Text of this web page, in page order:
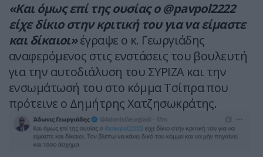
«Και όμως επί της ουσίας ο @pavpol2222
είχε δίκιο στην κριτική του για να είμαστε
και δίκαιοι»έγραψε ο κ. Γεωργιάδης
αναφερόμενος στις ενστάσεις του βουλευτή
για την αυτοδιάλυση του ΣΥΡΙΖΑ και την
ενσωμάτωσή του στο κόμμα Τσίπρα που
πρότεινε ο Δημήτρης Χατζησωκράτης.